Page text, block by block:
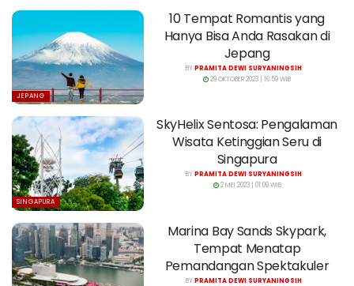
JEPANG
10 Tempat Romantis yang
Hanya Bisa Anda Rasakan di
Jepang
BYPRAMITA DEWI SURYANINGSIH
29 OKTOBER 2023 | 16:59 WIB
SINGAPURA
SkyHelix Sentosa: Pengalaman
Wisata Ketinggian Seru di
Singapura
BYPRAMITA DEWI SURYANINGSIH
2 MEI 2023 | 01:09 WIB
Marina Bay Sands Skypark,
Tempat Menatap
Pemandangan Spektakuler
BYPRAMITA DEWI SURYANINGSIH